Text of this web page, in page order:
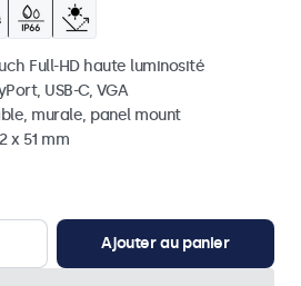
Full-HD haute luminosité
USB-C, VGA
murale, panel mount
x 51 mm
Ajouter au panier